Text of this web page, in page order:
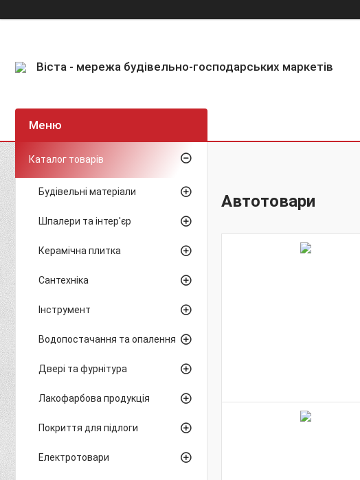
Віста - мережа будівельно-господарських маркетів
Автотовари
Каталог товарів
Будівельні матеріали
Шпалери та інтер'єр
Керамічна плитка
Сантехніка
Інструмент
Водопостачання та опалення
Двері та фурнітура
Лакофарбова продукція
Покриття для підлоги
Електротовари